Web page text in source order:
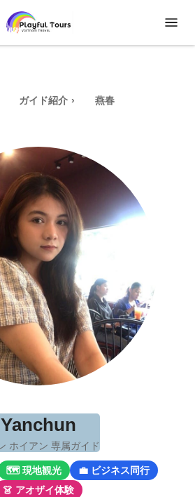
ガイド紹介 燕春
Yanchun
ホイアン 専属ガイド
🗺 現地観光
💼 ビジネス同行
👗 アオザイ体験